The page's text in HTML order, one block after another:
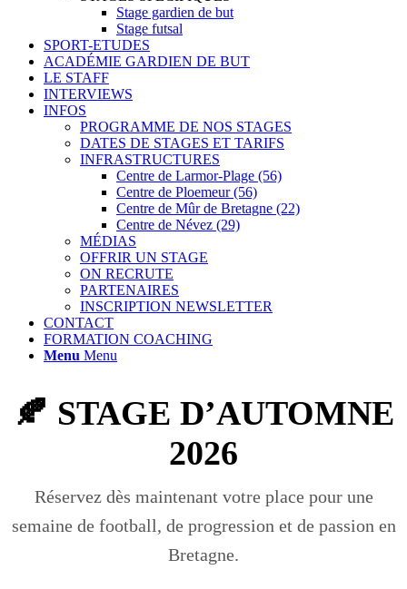
Stage gardien de but
Stage futsal
SPORT-ETUDES
ACADÉMIE GARDIEN DE BUT
LE STAFF
INTERVIEWS
INFOS
PROGRAMME DE NOS STAGES
DATES DE STAGES ET TARIFS
INFRASTRUCTURES
Centre de Larmor-Plage (56)
Centre de Ploemeur (56)
Centre de Mûr de Bretagne (22)
Centre de Névez (29)
MÉDIAS
OFFRIR UN STAGE
ON RECRUTE
PARTENAIRES
INSCRIPTION NEWSLETTER
CONTACT
FORMATION COACHING
Menu Menu
🍂 STAGE D’AUTOMNE
2026
Réservez dès maintenant votre place pour une
semaine de football, de progression et de passion en
Bretagne.